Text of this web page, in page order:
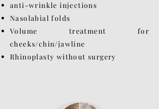
anti-wrinkle injections
Nasolabial folds
Volume treatment for
cheeks/chin/jawline
Rhinoplasty without surgery